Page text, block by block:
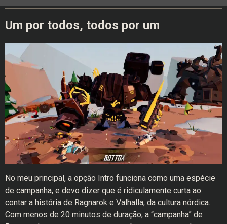
Um por todos, todos por um
No meu principal, a opção Intro funciona como uma espécie
de campanha, e devo dizer que é ridiculamente curta ao
contar a história de Ragnarok e Valhalla, da cultura nórdica.
Com menos de 20 minutos de duração, a “campanha” de